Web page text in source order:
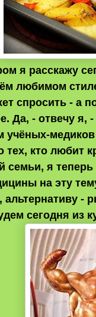
я расскажу
любимом
спросить - а
Да, - отвечу я,
учёных-
кто любит
семьи, я
на эту
альтернативу -
сегодня из